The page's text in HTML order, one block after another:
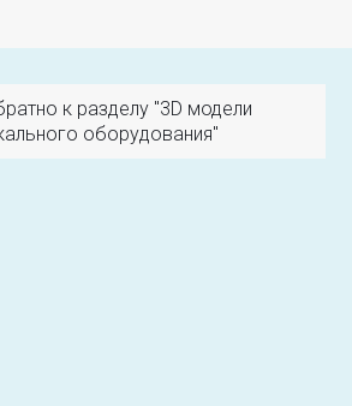
к разделу "3D модели
оборудования"